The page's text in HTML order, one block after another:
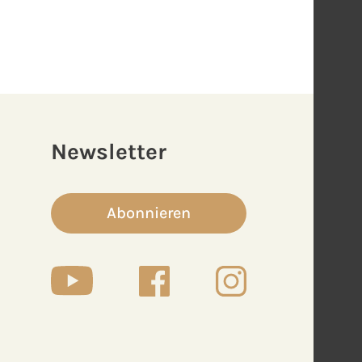
Newsletter
Abonnieren